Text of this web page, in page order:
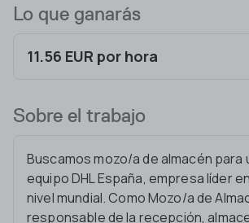
Lo que ganarás
11.56 EUR por hora
Sobre el trabajo
Buscamos mozo/a de almacén para
equipo DHL España, empresa líder
nivel mundial. Como Mozo/a de
responsable de la recepción,